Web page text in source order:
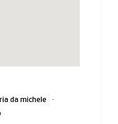
da michele ·